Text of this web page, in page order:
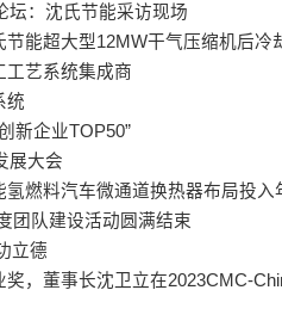
坛：沈氏节能采访现场
能超大型12MW干气压缩机后冷
工艺系统集成商
统
新企业TOP50”
展大会
燃料汽车微通道换热器布局投入
团队建设活动圆满结束
立德
，董事长沈卫立在2023CMC-